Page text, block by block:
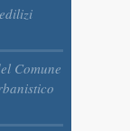
Comune